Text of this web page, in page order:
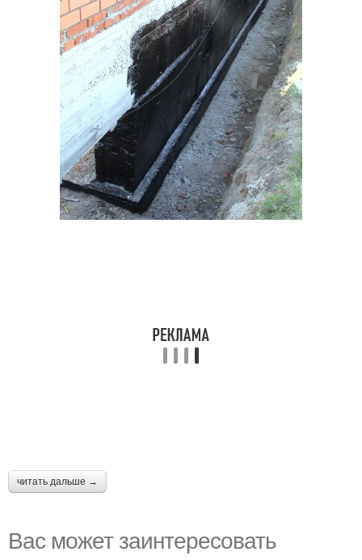
читать дальше →
Вас может заинтересовать